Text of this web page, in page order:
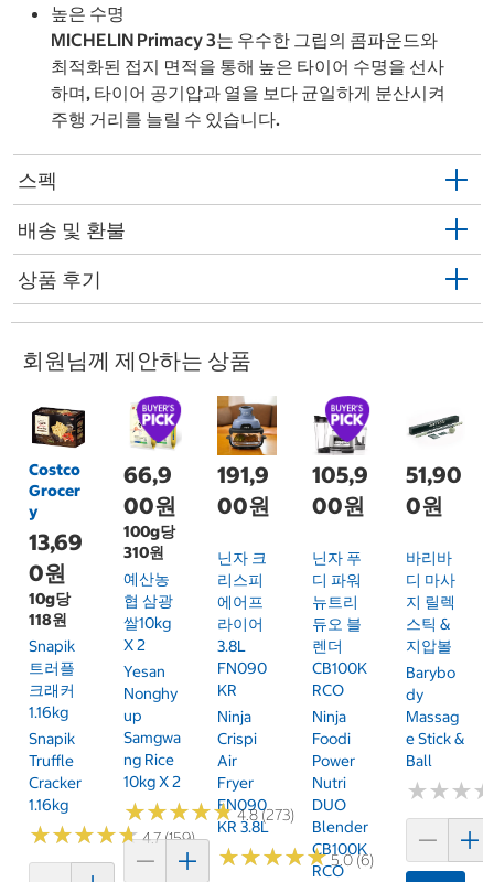
높은 수명
MICHELIN Primacy 3는 우수한 그립의 콤파운드와
최적화된 접지 면적을 통해 높은 타이어 수명을 선사
하며, 타이어 공기압과 열을 보다 균일하게 분산시켜
주행 거리를 늘릴 수 있습니다.
스펙
배송 및 환불
상품 후기
회원님께 제안하는 상품
Costco
Grocer
y
13,69
0원
10g당
118원
Snapik
트러플
크래커
1.16kg
Snapik
Truffle
Cracker
1.16kg
★★★★★
★★★★★4.7 (159)
66,9
00원
100g당
310원
예산농
협 삼광
쌀10kg
X 2
Yesan
Nonghy
Up
Samgwa
Ng Rice
10kg X 2
★★★★★
★★★★★4.8 (273)
191,9
00원
닌자 크
리스피
에어프
라이어
3.8L
FN090
KR
Ninja
Crispi
Air
Fryer
FN090
KR 3.8L
★★★★★
★★★★★5.0 (6)
105,9
00원
닌자 푸
디 파워
뉴트리
듀오 블
렌더
CB100K
RCO
Ninja
Foodi
Power
Nutri
DUO
Blender
CB100K
RCO
51,90
0원
바리바
디 마사
지 릴렉
스틱 &
지압볼
Barybo
Dy
Massag
E Stick &
Ball
★★★
★★★